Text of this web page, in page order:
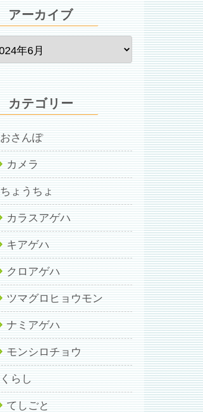
アーカイブ
カテゴリー
おさんぽ
カメラ
ちょうちょ
カラスアゲハ
キアゲハ
クロアゲハ
ツマグロヒョウモン
ナミアゲハ
モンシロチョウ
くらし
てしごと